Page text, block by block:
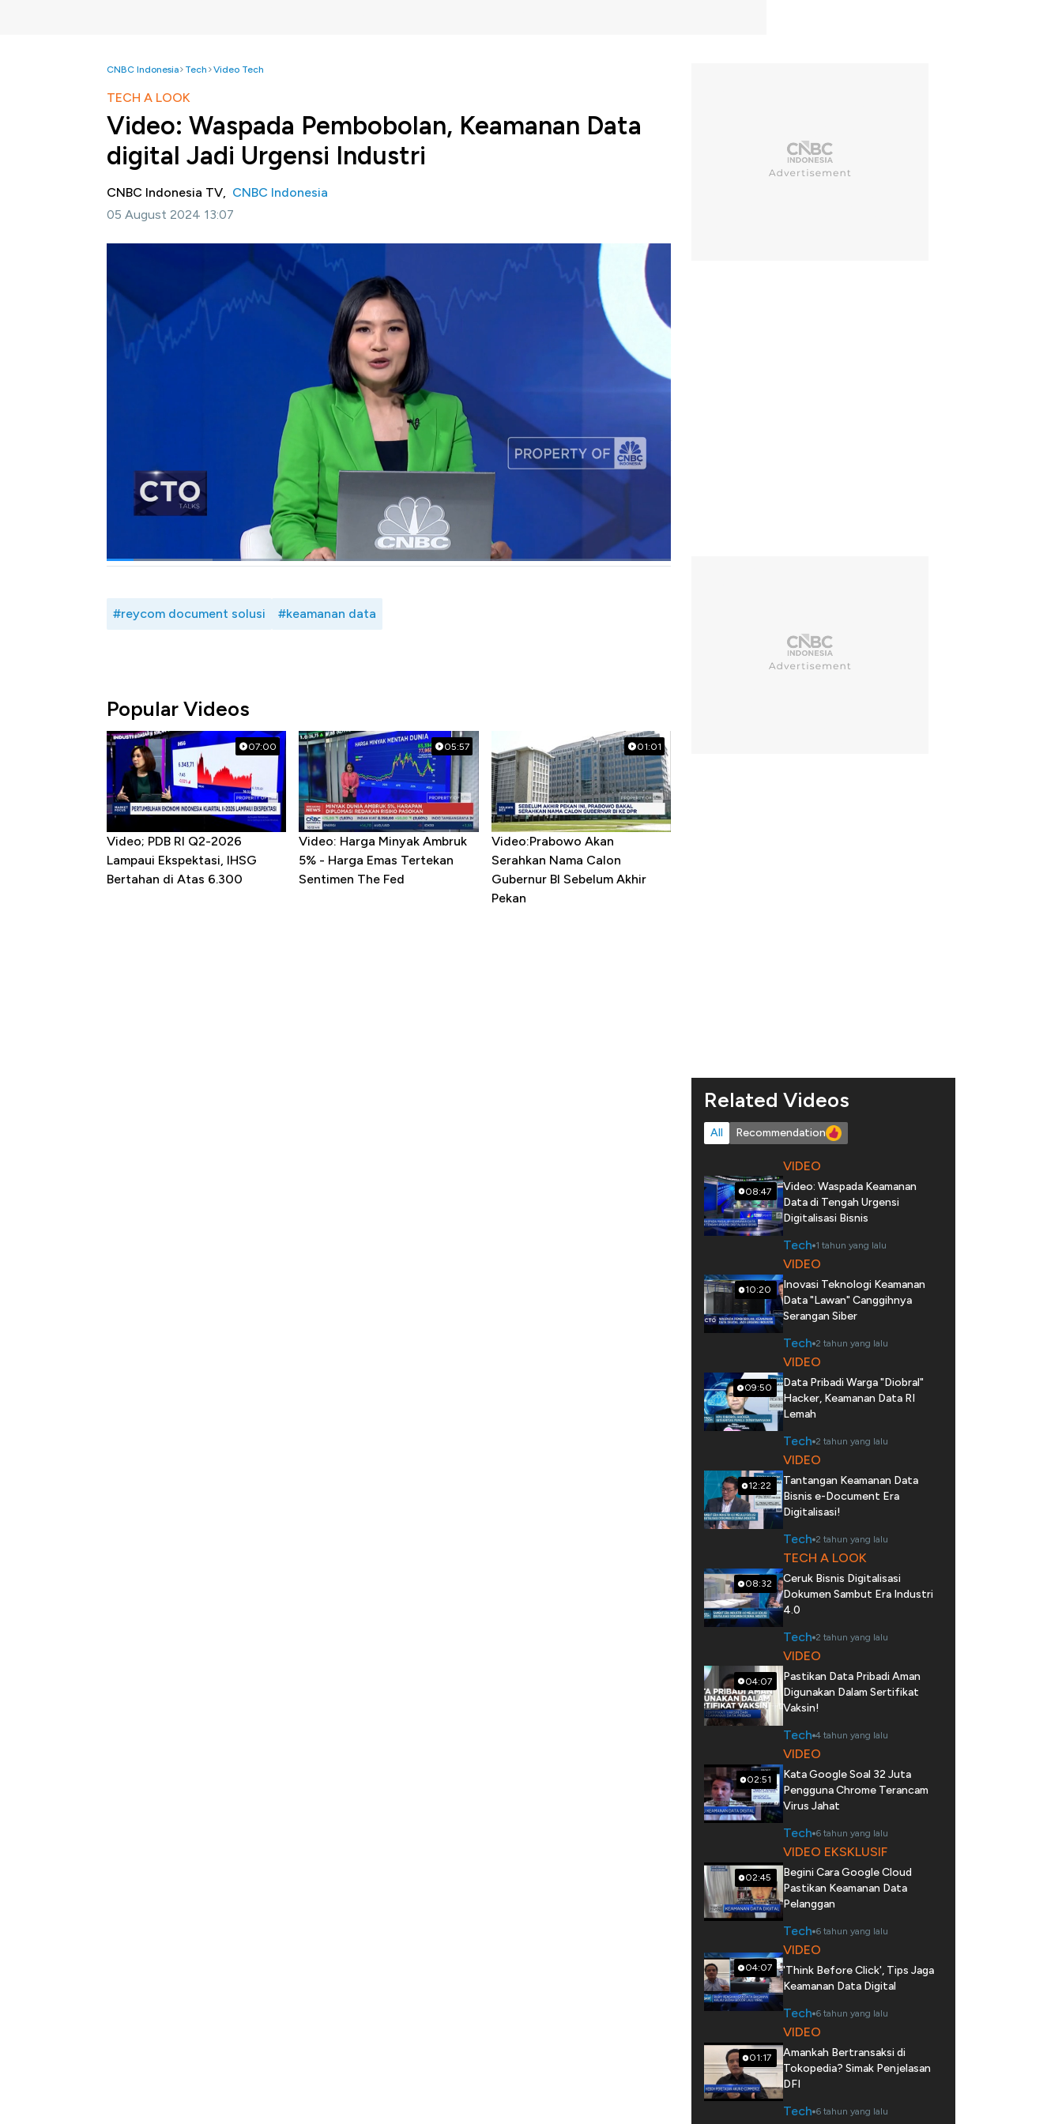
CNBC Indonesia Tech Video Tech
TECH A LOOK
Video: Waspada Pembobolan, Keamanan Data
digital Jadi Urgensi Industri
CNBC Indonesia TV, CNBC Indonesia
05 August 2024 13:07
Keamanan data digital terus menjadi perhatian dan menjadi hal penting
dalam mendorong Transformasi digitalisasi di dunia industri.
Chief Technology Officer PT Reycom Document Solusi, Setyana Putra menyebutkan perlindungan
data menjadi hal penting bagi keamanan data sekaligus membantu menjaga kepercayaan serta
menghindari kerugian finansial dan reputasi perusahaan.
PT Reycom Document Solusi menerapkan sistem perlindungan keamanan data yang berstandar
internasional guna meminimalisir risiko kerugian terhadap serangan siber.
Seperti apa risiko keamanan data? bagaimana sistem keamanan data digital yang dikembangkan PT
Reycom Document Solusi? Selengkapnya simak dialog Anneke Wijaya dengan Chief Technology
Officer PT Reycom Document Solusi, Setyana Putra dalam Profit, CNBC Indonesia (Senin,
05/08/2024)
#reycom document solusi #keamanan data
Popular Videos
07:00
Video; PDB RI Q2-2026
Lampaui Ekspektasi, IHSG
Bertahan di Atas 6.300
05:57
Video: Harga Minyak Ambruk
5% - Harga Emas Tertekan
Sentimen The Fed
01:01
Video:Prabowo Akan
Serahkan Nama Calon
Gubernur BI Sebelum Akhir
Pekan
Related Videos
All Recommendation
08:47
VIDEO
Video: Waspada Keamanan
Data di Tengah Urgensi
Digitalisasi Bisnis
Tech 1 tahun yang lalu
10:20
VIDEO
Inovasi Teknologi Keamanan
Data "Lawan" Canggihnya
Serangan Siber
Tech 2 tahun yang lalu
09:50
VIDEO
Data Pribadi Warga "Diobral"
Hacker, Keamanan Data RI
Lemah
Tech 2 tahun yang lalu
12:22
VIDEO
Tantangan Keamanan Data
Bisnis e-Document Era
Digitalisasi!
Tech 2 tahun yang lalu
08:32
TECH A LOOK
Ceruk Bisnis Digitalisasi
Dokumen Sambut Era Industri
4.0
Tech 2 tahun yang lalu
04:07
VIDEO
Pastikan Data Pribadi Aman
Digunakan Dalam Sertifikat
Vaksin!
Tech 4 tahun yang lalu
02:51
VIDEO
Kata Google Soal 32 Juta
Pengguna Chrome Terancam
Virus Jahat
Tech 6 tahun yang lalu
02:45
VIDEO EKSKLUSIF
Begini Cara Google Cloud
Pastikan Keamanan Data
Pelanggan
Tech 6 tahun yang lalu
04:07
VIDEO
'Think Before Click', Tips Jaga
Keamanan Data Digital
Tech 6 tahun yang lalu
01:17
VIDEO
Amankah Bertransaksi di
Tokopedia? Simak Penjelasan
DFI
Tech 6 tahun yang lalu